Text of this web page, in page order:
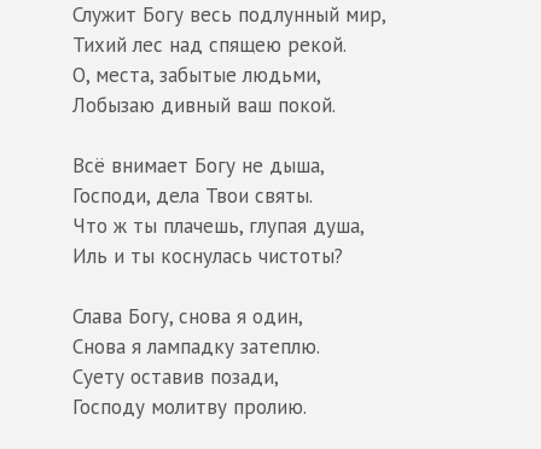
Служит Богу весь подлунный мир,
Тихий лес над спящею рекой.
О, места, забытые людьми,
Лобызаю дивный ваш покой.
Всё внимает Богу не дыша,
Господи, дела Твои святы.
Что ж ты плачешь, глупая душа,
Иль и ты коснулась чистоты?
Слава Богу, снова я один,
Снова я лампадку затеплю.
Суету оставив позади,
Господу молитву пролию.